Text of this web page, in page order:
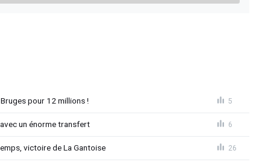
pour 12 millions ! 5
un énorme transfert 6
victoire de La Gantoise 26